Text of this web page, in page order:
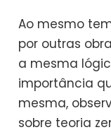
Ao mesmo
por outras
a mesma
importância
mesma,
sobre teoria